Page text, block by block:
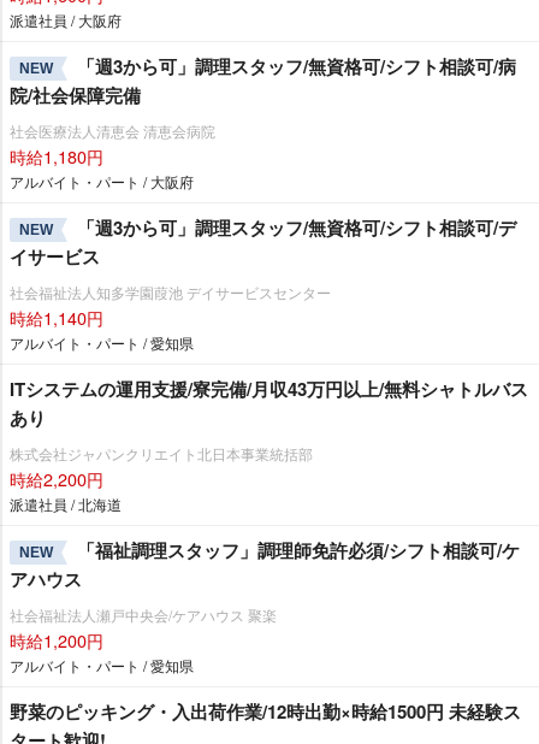
派遣社員 / 大阪府
NEW
「週3から可」調理スタッフ/無資格可/シフト相談可/病
院/社会保障完備
社会医療法人清恵会 清恵会病院
時給1,180円
アルバイト・パート / 大阪府
NEW
「週3から可」調理スタッフ/無資格可/シフト相談可/デ
イサービス
社会福祉法人知多学園葭池 デイサービスセンター
時給1,140円
アルバイト・パート / 愛知県
ITシステムの運用支援/寮完備/月収43万円以上/無料シャトルバス
あり
株式会社ジャパンクリエイト北日本事業統括部
時給2,200円
派遣社員 / 北海道
NEW
「福祉調理スタッフ」調理師免許必須/シフト相談可/ケ
アハウス
社会福祉法人瀬戸中央会/ケアハウス 聚楽
時給1,200円
アルバイト・パート / 愛知県
野菜のピッキング・入出荷作業/12時出勤×時給1500円 未経験ス